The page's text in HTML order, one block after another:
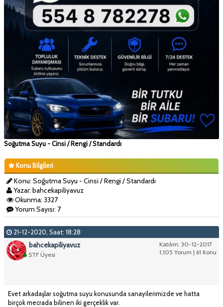
Soğutma Suyu - Cinsi / Rengi / Standardı
Konu Bilgileri
Konu: Soğutma Suyu - Cinsi / Rengi / Standardı
Yazar: bahcekapiliyavuz
Okunma: 3327
Yorum Sayısı: 7
21-12-2020, Saat: 18:28
Katılım: 30-12-2017
1,105 Yorum | 61 Konu
bahcekapiliyavuz
STF Üyesi
Evet arkadaşlar soğutma suyu konusunda sanayilerimizde ve hatta
birçok mecrada bilinen iki gerçeklik var.